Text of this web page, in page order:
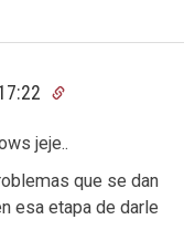
jeje..
que se dan
esa etapa de darle